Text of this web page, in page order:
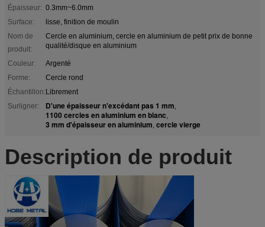
Épaisseur: 0.3mm~6.0mm
Surface:
lisse, finition de moulin
Nom de
produit:
Cercle en aluminium, cercle en aluminium de petit prix de bonne
qualité/disque en aluminium
Couleur:
Argenté
Forme:
Cercle rond
Échantillon:Librement
Surligner:
D'une épaisseur n'excédant pas 1 mm,
1100 cercles en aluminium en blanc,
3 mm d'épaisseur en aluminium, cercle vierge
Description de produit